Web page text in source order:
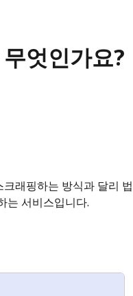
엇인가요?
래핑하는 방식과 달리 법
는 서비스입니다.